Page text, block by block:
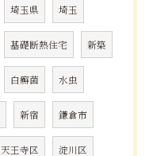
埼玉県 埼玉
基礎断熱住宅 新築
白癬菌 水虫
新宿 鎌倉市
天王寺区 淀川区